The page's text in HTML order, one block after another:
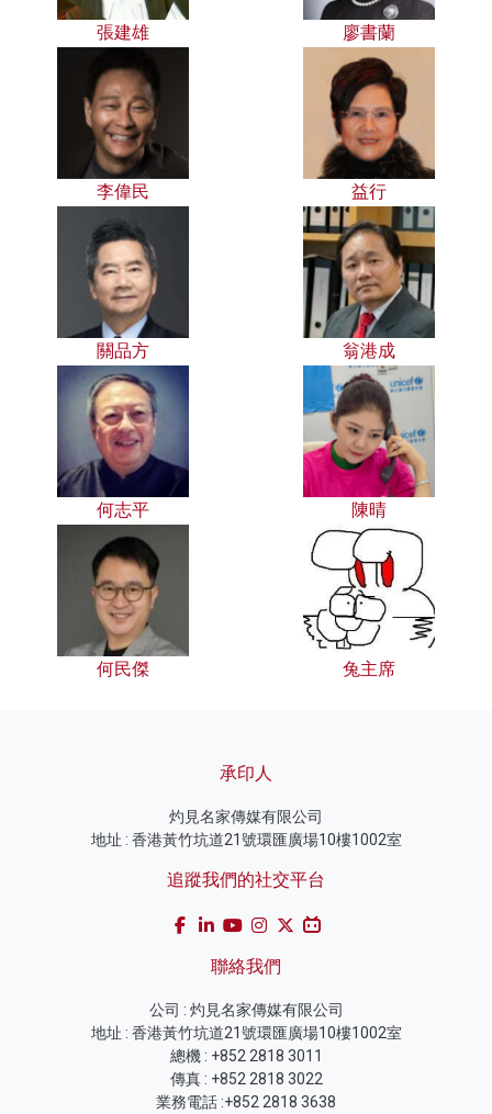
張建雄 廖書蘭
李偉民 益行
關品方 翁港成
何志平 陳晴
何民傑 兔主席
承印人
灼見名家傳媒有限公司
地址 : 香港黃竹坑道21號環匯廣場10樓1002室
追蹤我們的社交平台
聯絡我們
公司 : 灼見名家傳媒有限公司
地址 : 香港黃竹坑道21號環匯廣場10樓1002室
總機 : +852 2818 3011
傳真 : +852 2818 3022
業務電話 :+852 2818 3638